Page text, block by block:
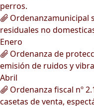
perros.
Ordenanzamunicipal
residuales no
Enero
Ordenanza de
emisión de ruidos y
Abril
Ordenanza fiscal nº
casetas de venta,